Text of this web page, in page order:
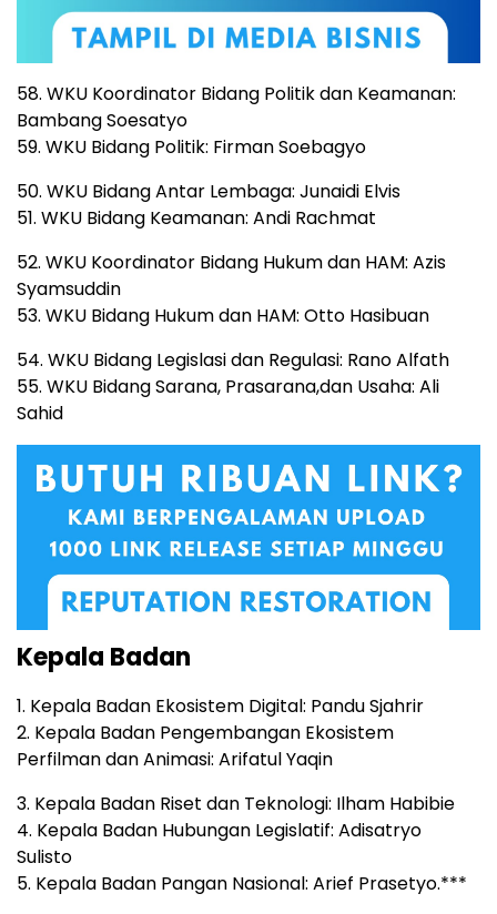
58. WKU Koordinator Bidang Politik dan Keamanan:
Bambang Soesatyo
59. WKU Bidang Politik: Firman Soebagyo
50. WKU Bidang Antar Lembaga: Junaidi Elvis
51. WKU Bidang Keamanan: Andi Rachmat
52. WKU Koordinator Bidang Hukum dan HAM: Azis
Syamsuddin
53. WKU Bidang Hukum dan HAM: Otto Hasibuan
54. WKU Bidang Legislasi dan Regulasi: Rano Alfath
55. WKU Bidang Sarana, Prasarana,dan Usaha: Ali
Sahid
Kepala Badan
1. Kepala Badan Ekosistem Digital: Pandu Sjahrir
2. Kepala Badan Pengembangan Ekosistem
Perfilman dan Animasi: Arifatul Yaqin
3. Kepala Badan Riset dan Teknologi: Ilham Habibie
4. Kepala Badan Hubungan Legislatif: Adisatryo
Sulisto
5. Kepala Badan Pangan Nasional: Arief Prasetyo.***